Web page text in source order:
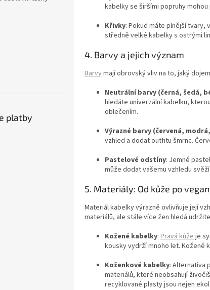
platby
kabelky se širšími popruhy
Křivky: Pokud máte plnější tvary,
středně velké kabelky s ostrými
4. Barvy a jejich význam
Barvymají obrovský vliv na to, jaký
Neutrální barvy (černá, šedá,
hledáte univerzální kabelku,
oblečením.
Výrazné barvy (červená,
vzhled a dodat outfitu šmrnc.
Pastelové odstíny: Jemné
může dodat vašemu vzhledu
5. Materiály: Od kůže po
Materiál kabelky výrazně ovlivňuje její
materiálů, ale stále více žen hledá
Kožené kabelky: Pravá kůže je
kousky vydrží mnoho let. Kožené
Koženkové kabelky: Alternativa
materiálů, které neobsahují
recyklované plasty jsou nejen